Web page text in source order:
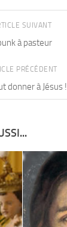
SUIVANT
à pasteur
PRÉCÉDENT
donner à Jésus !